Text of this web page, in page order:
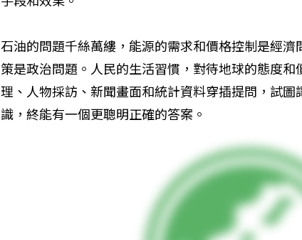
石油的問題千絲萬縷，能源的需求和價格控制是經
策是政治問題。人民的生活習慣，對待地球的態度
理、人物採訪、新聞畫面和統計資料穿插提問，試
識，終能有一個更聰明正確的答案。